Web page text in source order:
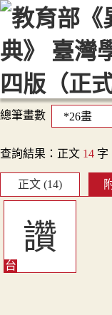
::: 最新消息 常
顯示模式
總筆畫數
查詢結果：正文 14 字
正文 (14)
讚